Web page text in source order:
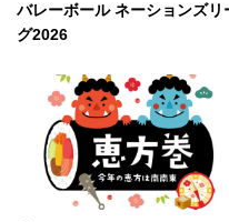
バレーボール ネーションズリ
グ2026